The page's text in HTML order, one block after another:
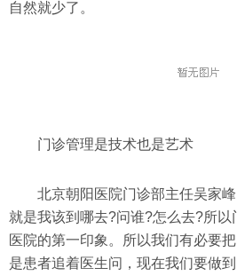
自然就少了。
门诊管理是技术也是艺术
北京朝阳医院门诊部主任吴家
就是我该到哪去?问谁?怎么去?所
医院的第一印象。所以我们有必要
是患者追着医生问，现在我们要做